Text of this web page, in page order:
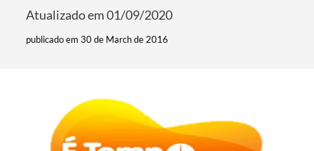
Atualizado em 01/09/2020
publicado em 30 de March de 2016